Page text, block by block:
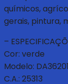
químicos,
gerais, pintura,
–
Cor: verde
Modelo: DA36201
C.A.: 25313